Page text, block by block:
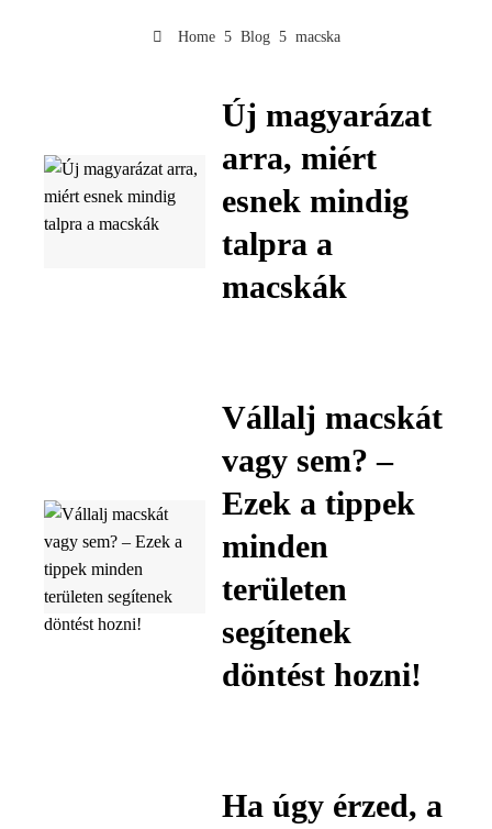
Home Blog macska
Új magyarázat
arra, miért
esnek mindig
talpra a
macskák
Vállalj macskát
vagy sem? –
Ezek a tippek
minden
területen
segítenek
döntést hozni!
Ha úgy érzed, a